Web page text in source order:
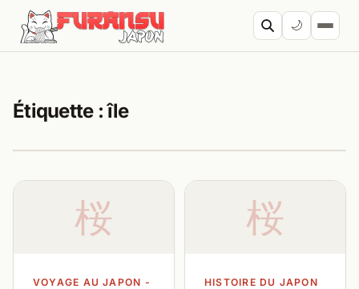
Aller au contenu
🌙
Étiquette :île
桜
VOYAGE AU JAPON -
桜
HISTOIRE DU JAPON